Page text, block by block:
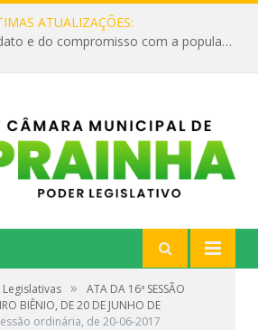
ATUALIZAÇÕES:
Um símbolo do mandato e do compromisso com a população
»
ATA DA 16ª SESSÃO
BIÊNIO, DE 20 DE JUNHO DE
ordinária, de 20-06-2017